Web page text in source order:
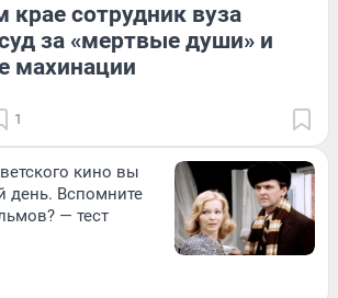
крае сотрудник вуза
за «мертвые души» и
махинации
1
кино вы
день. Вспомните
— тест